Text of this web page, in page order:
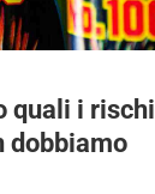
quali i rischi
dobbiamo